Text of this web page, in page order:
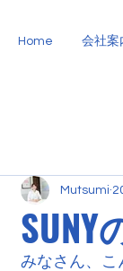
Home 会社案
Mutsumi
みなさん、こ